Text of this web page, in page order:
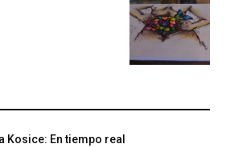
Kosice: En tiempo real